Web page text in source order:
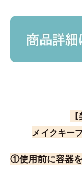
メイクキー
①使用前に容器